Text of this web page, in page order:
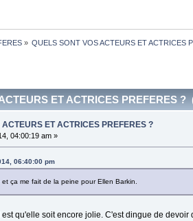
» QUELS SONT VOS ACTEURS ET ACTRICES
ET ACTRICES PREFERES ?
ET ACTRICES PREFERES ?
04:00:19 am »
06:40:00 pm
ça me fait de la peine pour Ellen Barkin.
qu'elle soit encore jolie. C'est dingue de